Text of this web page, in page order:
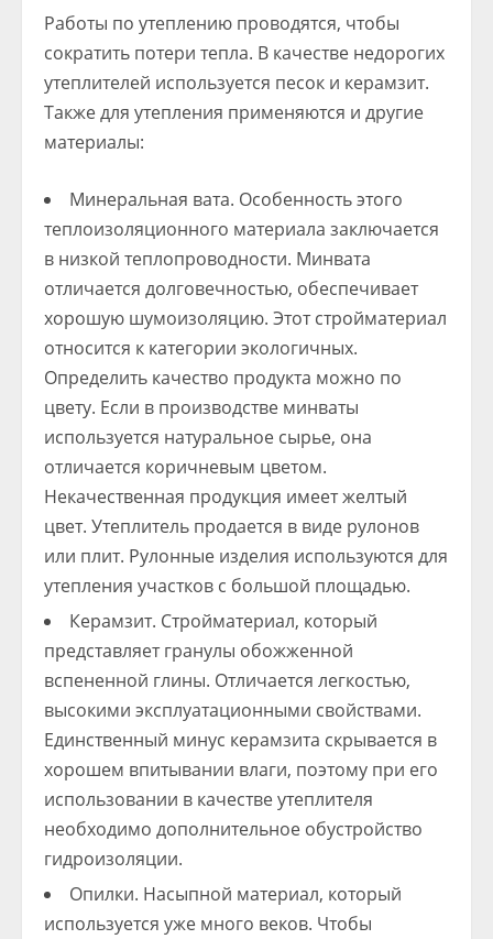
Работы по утеплению проводятся, чтобы
сократить потери тепла. В качестве недорогих
утеплителей используется песок и керамзит.
Также для утепления применяются и другие
материалы:
Минеральная вата. Особенность этого
теплоизоляционного материала заключается
в низкой теплопроводности. Минвата
отличается долговечностью, обеспечивает
хорошую шумоизоляцию. Этот стройматериал
относится к категории экологичных.
Определить качество продукта можно по
цвету. Если в производстве минваты
используется натуральное сырье, она
отличается коричневым цветом.
Некачественная продукция имеет желтый
цвет. Утеплитель продается в виде рулонов
или плит. Рулонные изделия используются для
утепления участков с большой площадью.
Керамзит. Стройматериал, который
представляет гранулы обожженной
вспененной глины. Отличается легкостью,
высокими эксплуатационными свойствами.
Единственный минус керамзита скрывается в
хорошем впитывании влаги, поэтому при его
использовании в качестве утеплителя
необходимо дополнительное обустройство
гидроизоляции.
Опилки. Насыпной материал, который
используется уже много веков. Чтобы